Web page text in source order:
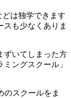
どは独学できます
も少なくありま
ずいてしまった方
ングスクール」
のスクールをま